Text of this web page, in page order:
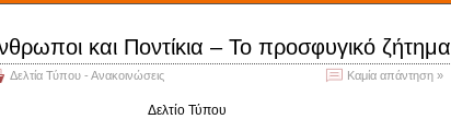
και Ποντίκια – Το προσφυγικό ζήτημα
Δελτία Τύπου - Ανακοινώσεις Καμία απάντηση »
Δελτίο Τύπου